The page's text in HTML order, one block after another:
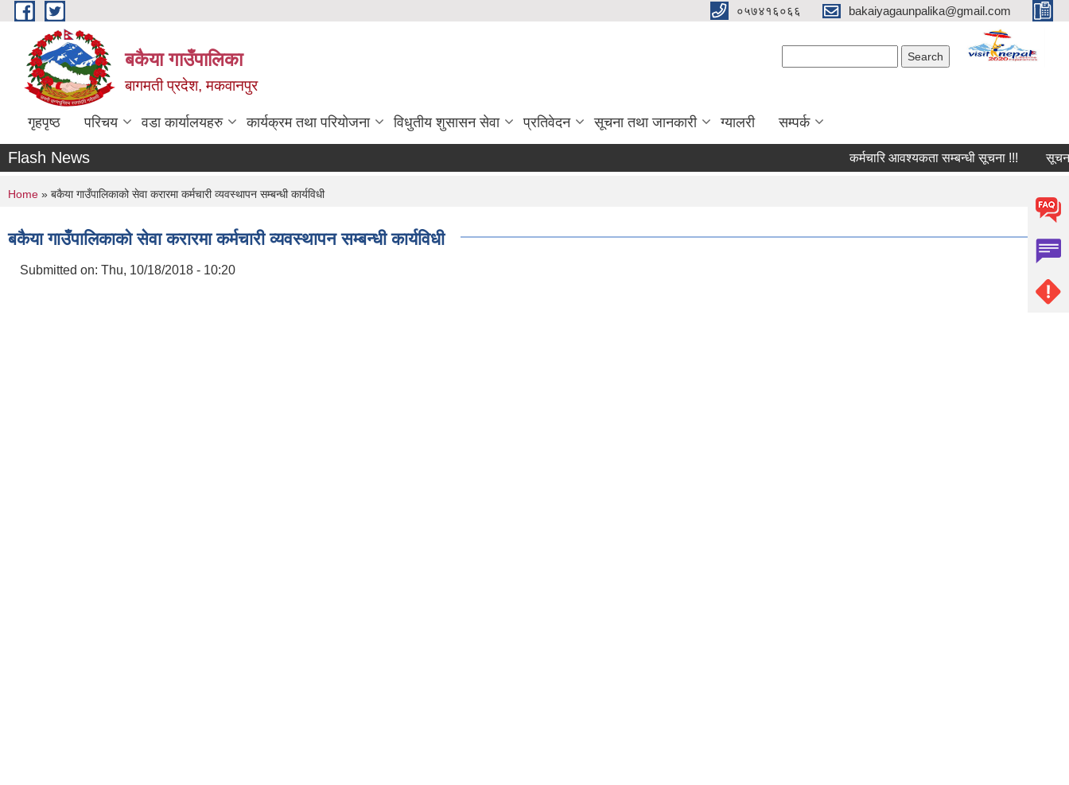
Skip to main content ०५७४१६०६६ bakaiyagaunpalika@gmail.com
बकैया गाउँपालिका
बागमती प्रदेश, मकवानपुर
गृहपृष्ठ परिचय वडा कार्यालयहरु कार्यक्रम तथा परियोजना विधुतीय शुसासन सेवा प्रतिवेदन सूचना तथा जानकारी ग्यालरी सम्पर्क
Flash News कर्मचारि आवश्यकता सम्बन्धी सूचना !!! सूचना !!!
You are here
Home » बकैया गाउँपालिकाको सेवा करारमा कर्मचारी व्यवस्थापन सम्बन्धी कार्यविधी
बकैया गाउँपालिकाको सेवा करारमा कर्मचारी व्यवस्थापन सम्बन्धी कार्यविधी
Submitted on: Thu, 10/18/2018 - 10:20